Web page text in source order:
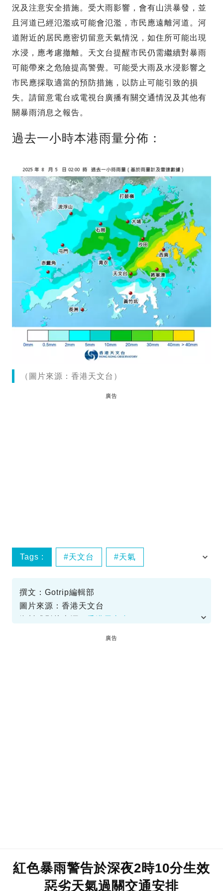
況及注意安全措施。受大雨影響，會有山洪暴發，並
且河道已經氾濫或可能會氾濫，市民應遠離河道。河
道附近的居民應密切留意天氣情況，如住所可能出現
水浸，應考慮撤離。天文台提醒市民仍需繼續對暴雨
可能帶來之危險提高警覺。可能受大雨及水浸影響之
市民應採取適當的預防措施，以防止可能引致的損
失。請留意電台或電視台廣播有關交通情況及其他有
關暴雨消息之報告。
過去一小時本港雨量分佈：
（圖片來源：香港天文台）
廣告
Tags : 天文台 天氣
撰文：Gotrip編輯部
圖片來源：香港天文台
廣告
紅色暴雨警告於深夜2時10分生效
惡劣天氣過關交通安排